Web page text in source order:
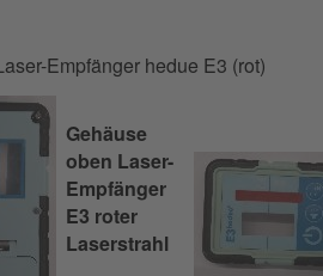
Gehäuse
oben Laser-
Empfänger
E3 roter
Laserstrahl